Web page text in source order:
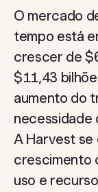
O mercado
tempo está
crescer de
$11,43
aumento do
necessidade
A Harvest se
crescimento
uso e